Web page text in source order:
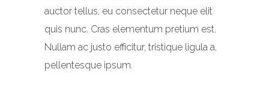
auctor tellus, eu consectetur neque elit
quis nunc. Cras elementum pretium est.
Nullam ac justo efficitur, tristique ligula a,
pellentesque ipsum.